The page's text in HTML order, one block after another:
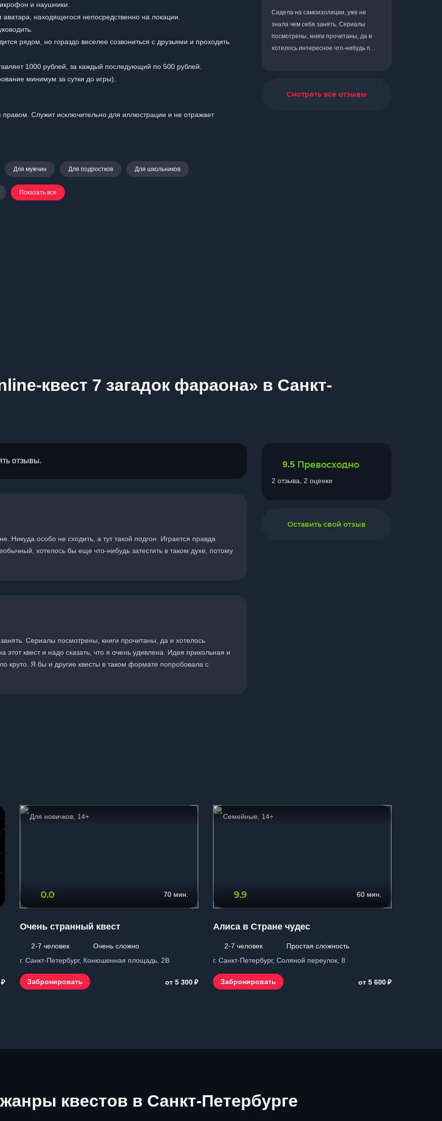
и наушники.
находящегося непосредственно на локации.
рядом, но гораздо веселее созвониться с друзьями и проходить
1000 рублей, за каждый последующий по 500 рублей.
минимум за сутки до игры).
Служит исключительно для иллюстрации и не отражает
Для мужчин Для подростков Для школьников
Показать все
Сидела на самоизоляции, уже не
знала чем себя занять. Сериалы
посмотрены, книги прочитаны, да и
хотелось интересное что-нибудь п...
Смотреть все отзывы
квест 7 загадок фараона» в Санкт-
отзывы.
Никуда особо не сходить, а тут такой подгон. Играется правда
хотелось бы еще что-нибудь затестить в таком духе, потому
Сериалы посмотрены, книги прочитаны, да и хотелось
этот квест и надо сказать, что я очень удивлена. Идея прикольная и
круто. Я бы и другие квесты в таком формате попробовала с
9.5 Превосходно
2 отзыва, 2 оценки
Оставить свой отзыв
₽
Для новичков, 14+
0.0 70 мин.
Очень странный квест
2-7 человек
Очень сложно
г. Санкт-Петербург, Конюшенная площадь, 2В
Забронировать от 5 300₽
Семейные, 14+
9.9 60 мин.
Алиса в Стране чудес
2-7 человек
Простая сложность
г. Санкт-Петербург, Соляной переулок, 8
Забронировать от 5 600₽
жанры квестов в Санкт-Петербурге